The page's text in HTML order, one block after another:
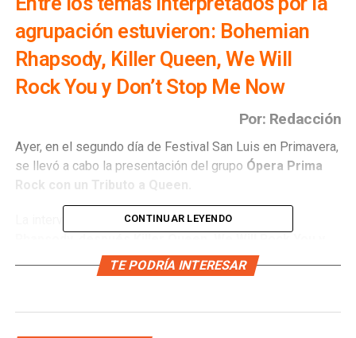
agrupación estuvieron: Bohemian
Rhapsody, Killer Queen, We Will
Rock You y Don’t Stop Me Now
Por: Redacción
Ayer, en el segundo día de Festival San Luis en Primavera,
se llevó a cabo la presentación del grupo Ópera Prima
Rock con un Tributo a Queen.
La intervención musical comenzó conBohemian
Don’t Stop Me Now,en un homenaje al espíritu de la
música de Queen.
CONTINUAR LEYENDO
TE PODRÍA INTERESAR